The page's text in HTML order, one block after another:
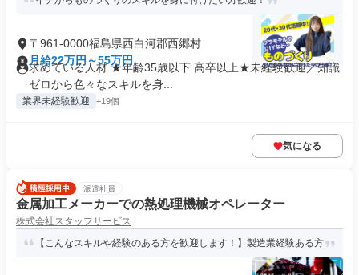
〒961-0000福島県西白河郡西郷村
月給22万円～55万円
求めている人材 ★年齢35歳以下 高卒以上★未経験歓迎／知識
ゼロから色々なスキルを身...
業界未経験歓迎 +19個
気になる
派遣社員
金属加工メーカーでの熱処理機械オペレーター
株式会社スタッフサービス
【こんなスキルや経験のある方を歓迎します！】製造業経験ある方